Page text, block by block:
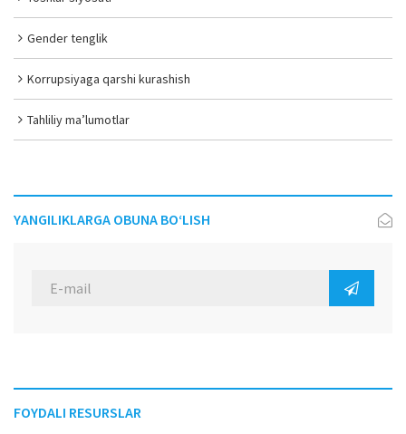
Gender tenglik
Korrupsiyaga qarshi kurashish
Tahliliy ma’lumotlar
YANGILIKLARGA OBUNA BO‘LISH
FOYDALI RESURSLAR